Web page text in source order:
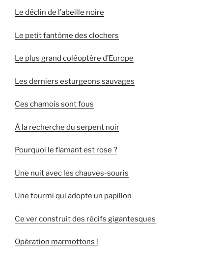
Le déclin de l’abeille noire
Le petit fantôme des clochers
Le plus grand coléoptère d’Europe
Les derniers esturgeons sauvages
Ces chamois sont fous
À la recherche du serpent noir
Pourquoi le flamant est rose ?
Une nuit avec les chauves-souris
Une fourmi qui adopte un papillon
Ce ver construit des récifs gigantesques
Opération marmottons !